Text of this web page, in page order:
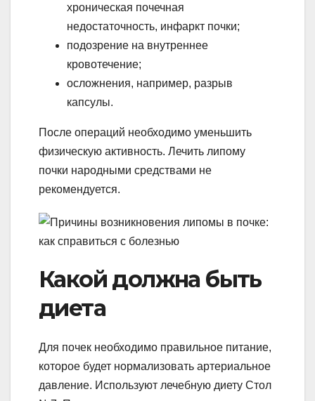
хроническая почечная
недостаточность, инфаркт почки;
подозрение на внутреннее
кровотечение;
осложнения, например, разрыв
капсулы.
После операций необходимо уменьшить
физическую активность. Лечить липому
почки народными средствами не
рекомендуется.
Какой должна быть
диета
Для почек необходимо правильное питание,
которое будет нормализовать артериальное
давление. Используют лечебную диету Стол